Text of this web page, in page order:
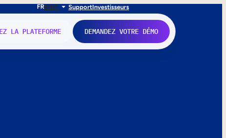
FRENIT SupportInvestisseurs
LA PLATEFORME DEMANDEZ VOTRE DÉMO